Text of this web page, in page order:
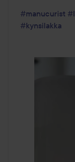
#manucurist
#kynsilakka